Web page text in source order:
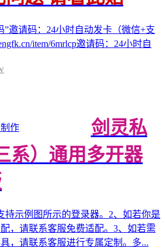
”邀请码：24小时自动发卡（微信+支
item/6mrlcp邀请码：24小时自
作
剑灵私
系）通用多开器
持示例图所示的登录器。2、如若你是
，请联系客服免费适配。3、如若需
，请联系客服进行专属定制。多...